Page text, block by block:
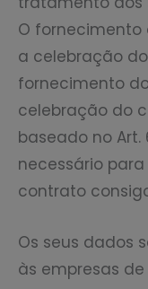
O fornecimento
a celebração
fornecimento
celebração do
baseado no Art.
necessário
contrato
Os seus dados
às empresas